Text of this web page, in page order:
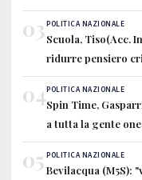
03POLITICA NAZIONALE
Scuola, Tiso(Acc.
ridurre pensiero
04POLITICA NAZIONALE
Spin Time,
a tutta la gente
05 POLITICA NAZIONALE
Bevilacqua (M5S):